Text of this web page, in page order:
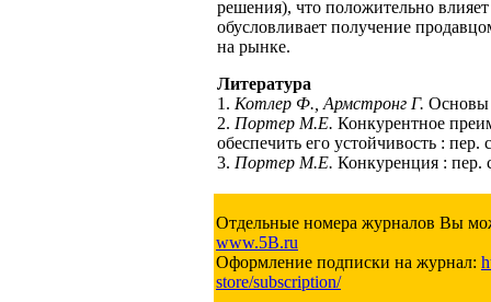
решения), что положительно
обусловливает получение
на рынке.
Литература
1. Котлер Ф., Армстронг Г. Основы
2. Портер М.Е. Конкурентное
обеспечить его устойчивость :
3. Портер М.Е. Конкуренция : пер.
Отдельные номера журналов Вы
www.5B.ru
Оформление подписки на журнал:
store/subscription/